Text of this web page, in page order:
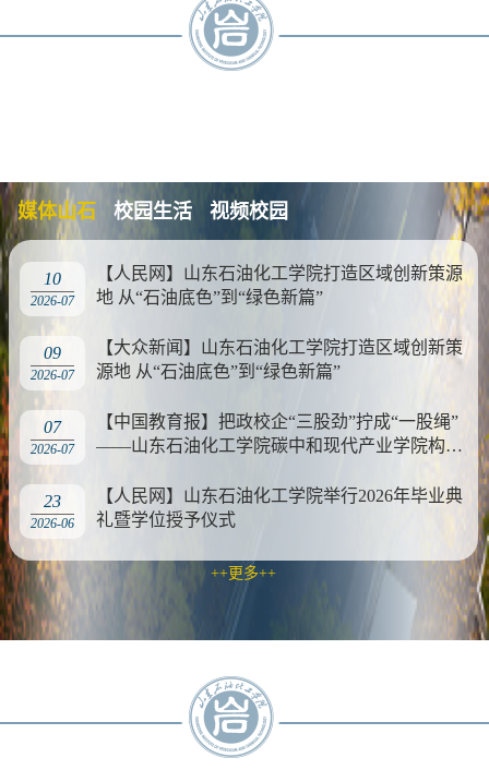
媒体山石 校园生活 视频校园
10
2026-07
【人民网】山东石油化工学院打造区域创新策源
地 从“石油底色”到“绿色新篇”
09
2026-07
【大众新闻】山东石油化工学院打造区域创新策
源地 从“石油底色”到“绿色新篇”
07
2026-07
【中国教育报】把政校企“三股劲”拧成“一股绳”
——山东石油化工学院碳中和现代产业学院构建
23
2026-06
【人民网】山东石油化工学院举行2026年毕业典
礼暨学位授予仪式
++更多++